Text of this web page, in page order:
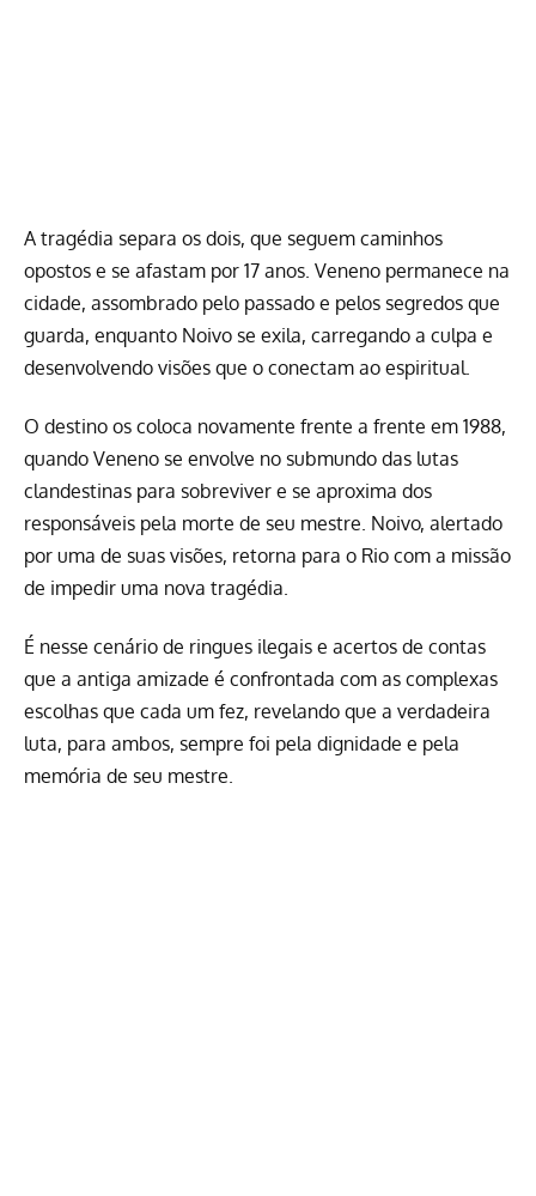
A tragédia separa os dois, que seguem caminhos
opostos e se afastam por 17 anos. Veneno permanece na
cidade, assombrado pelo passado e pelos segredos que
guarda, enquanto Noivo se exila, carregando a culpa e
desenvolvendo visões que o conectam ao espiritual.
O destino os coloca novamente frente a frente em 1988,
quando Veneno se envolve no submundo das lutas
clandestinas para sobreviver e se aproxima dos
responsáveis pela morte de seu mestre. Noivo, alertado
por uma de suas visões, retorna para o Rio com a missão
de impedir uma nova tragédia.
É nesse cenário de ringues ilegais e acertos de contas
que a antiga amizade é confrontada com as complexas
escolhas que cada um fez, revelando que a verdadeira
luta, para ambos, sempre foi pela dignidade e pela
memória de seu mestre.